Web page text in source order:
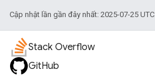
Cập nhật lần gần đây nhất: 2025-07-25 UTC.
Stack Overflow
GitHub